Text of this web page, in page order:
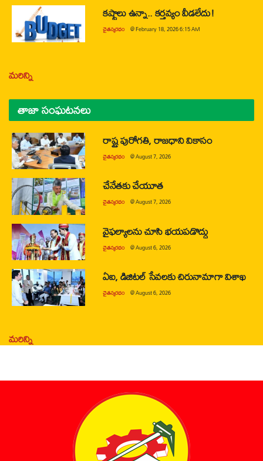
కష్టాలు ఉన్నా.. కర్తవ్యం వీడలేదు!
చైతన్యరధం @February 18, 2026 6:15 AM
మరిన్ని
తాజా సంఘటనలు
రాష్ట్ర పురోగతి, రాజధాని వికాసం
చైతన్యరధం @August 7, 2026
చేనేతకు చేయూత
చైతన్యరధం @August 7, 2026
వైఫల్యాలను చూసి భయపడొద్దు
చైతన్యరధం @August 6, 2026
ఏఐ, డిజిటల్ సేవలకు చిరునామాగా విశాఖ
చైతన్యరధం @August 6, 2026
మరిన్ని